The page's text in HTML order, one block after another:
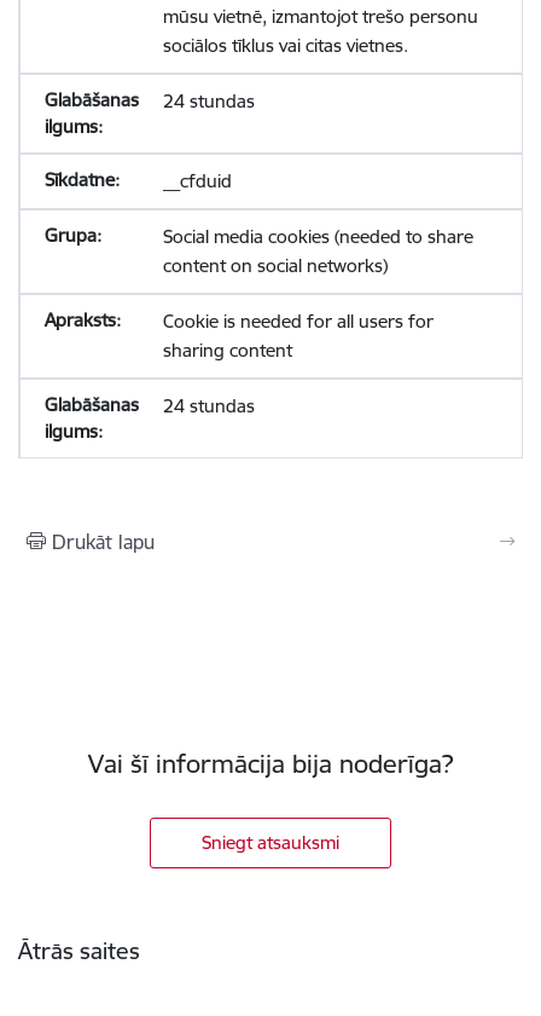
mūsu vietnē, izmantojot trešo personu
sociālos tīklus vai citas vietnes.
24 stundas
__cfduid
Social media cookies (needed to share
content on social networks)
Cookie is needed for all users for
sharing content
24 stundas
Drukāt lapu
Vai šī informācija bija noderīga?
Sniegt atsauksmi
Ātrās saites